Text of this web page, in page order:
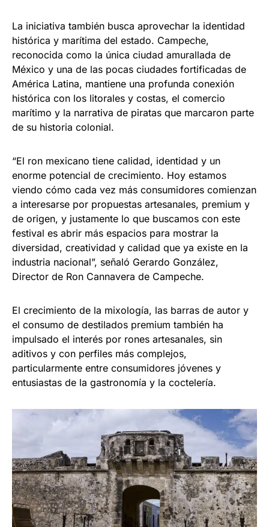
La iniciativa también busca aprovechar la identidad
histórica y marítima del estado. Campeche,
reconocida como la única ciudad amurallada de
México y una de las pocas ciudades fortificadas de
América Latina, mantiene una profunda conexión
histórica con los litorales y costas, el comercio
marítimo y la narrativa de piratas que marcaron parte
de su historia colonial.
“El ron mexicano tiene calidad, identidad y un
enorme potencial de crecimiento. Hoy estamos
viendo cómo cada vez más consumidores comienzan
a interesarse por propuestas artesanales, premium y
de origen, y justamente lo que buscamos con este
festival es abrir más espacios para mostrar la
diversidad, creatividad y calidad que ya existe en la
industria nacional”, señaló Gerardo González,
Director de Ron Cannavera de Campeche.
El crecimiento de la mixología, las barras de autor y
el consumo de destilados premium también ha
impulsado el interés por rones artesanales, sin
aditivos y con perfiles más complejos,
particularmente entre consumidores jóvenes y
entusiastas de la gastronomía y la coctelería.